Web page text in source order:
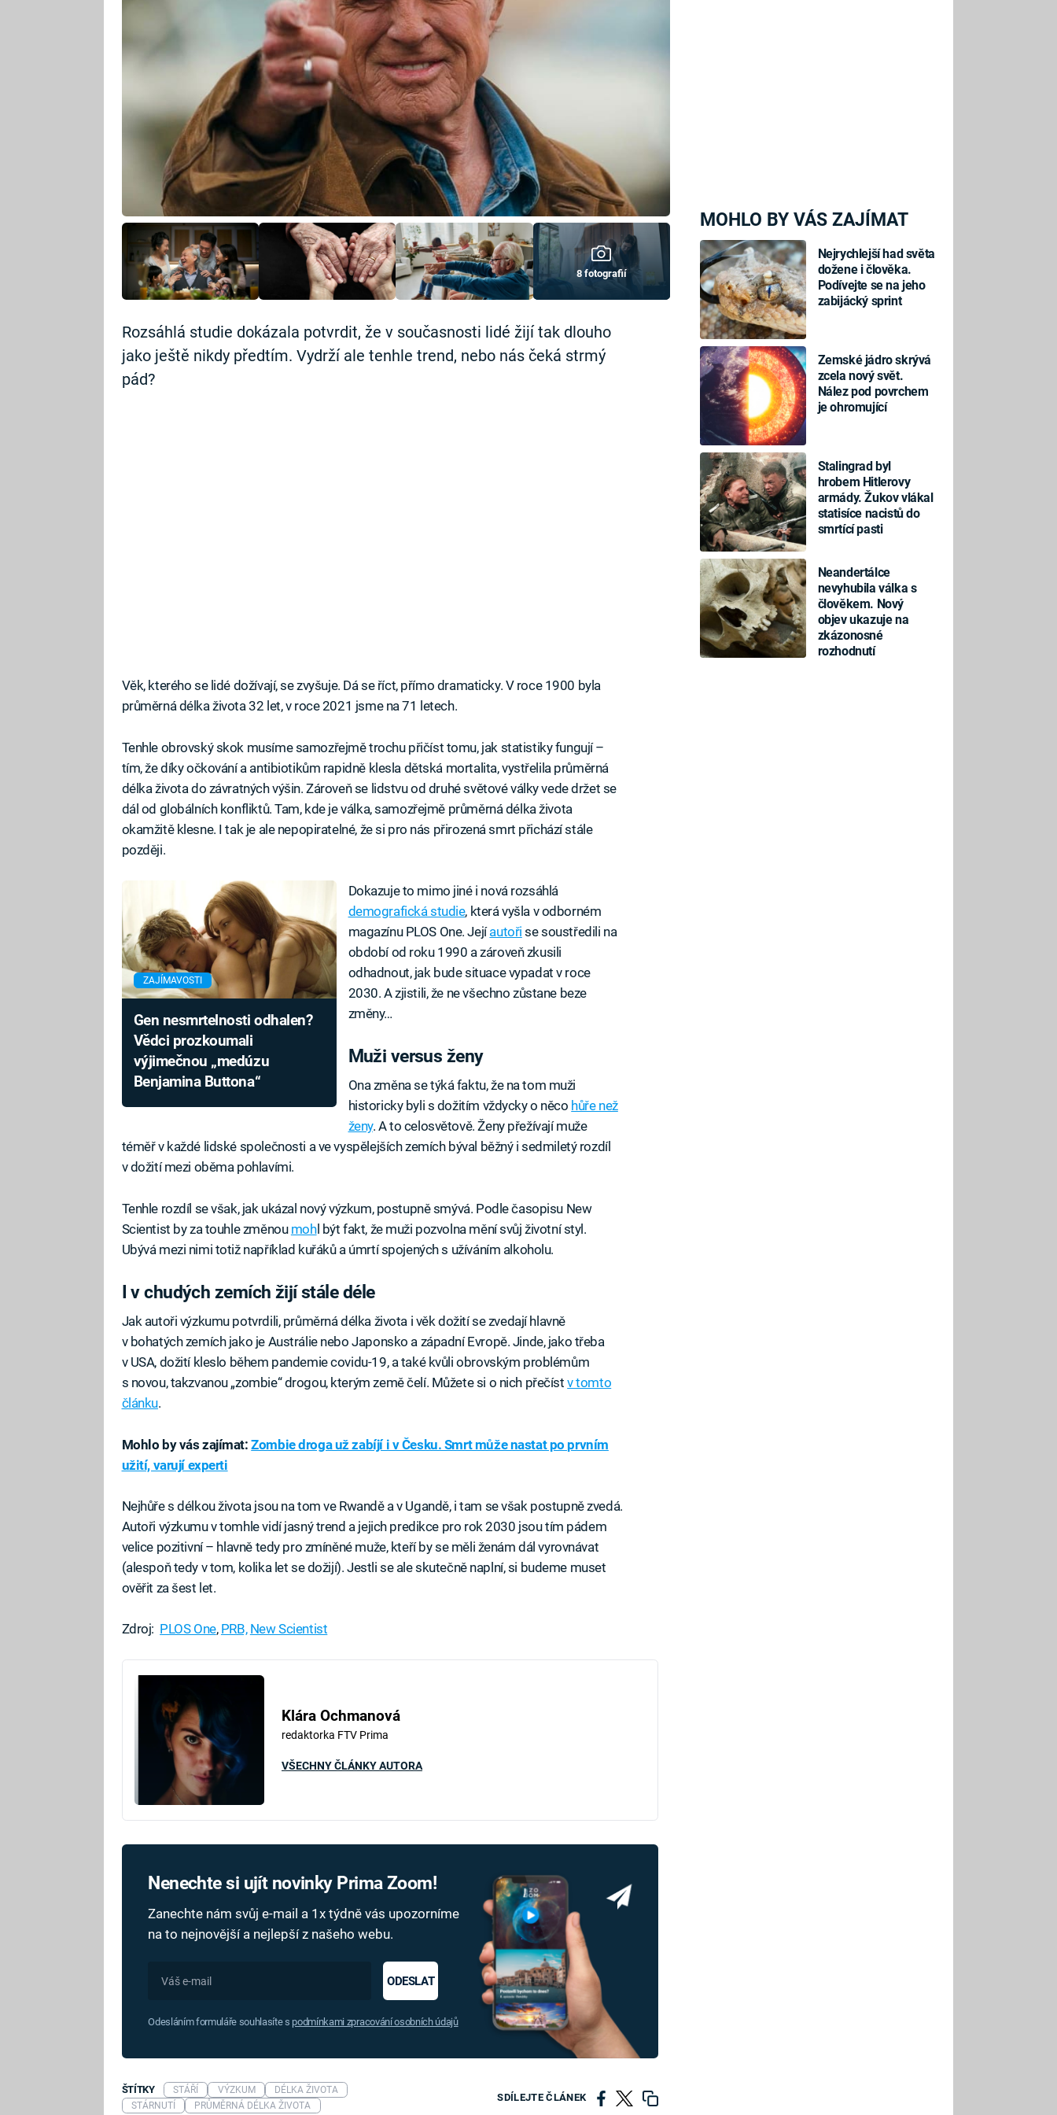
MOHLO BY VÁS ZAJÍMAT
Nejrychlejší had světa
dožene i člověka.
Podívejte se na jeho
zabijácký sprint
Zemské jádro skrývá
zcela nový svět.
Nález pod povrchem
je ohromující
Stalingrad byl
hrobem Hitlerovy
armády. Žukov vlákal
statisíce nacistů do
smrtící pasti
Neandertálce
nevyhubila válka s
člověkem. Nový
objev ukazuje na
zkázonosné
rozhodnutí
8 fotografií
Rozsáhlá studie dokázala potvrdit, že v současnosti lidé žijí tak dlouho
jako ještě nikdy předtím. Vydrží ale tenhle trend, nebo nás čeká strmý
pád?
Věk, kterého se lidé dožívají, se zvyšuje. Dá se říct, přímo dramaticky. V roce 1900 byla
průměrná délka života 32 let, v roce 2021 jsme na 71 letech.
Tenhle obrovský skok musíme samozřejmě trochu přičíst tomu, jak statistiky fungují –
tím, že díky očkování a antibiotikům rapidně klesla dětská mortalita, vystřelila průměrná
délka života do závratných výšin. Zároveň se lidstvu od druhé světové války vede držet se
dál od globálních konfliktů. Tam, kde je válka, samozřejmě průměrná délka života
okamžitě klesne. I tak je ale nepopiratelné, že si pro nás přirozená smrt přichází stále
později.
ZAJÍMAVOSTI
Gen nesmrtelnosti odhalen?
Vědci prozkoumali
výjimečnou „medúzu
Benjamina Buttona“
Dokazuje to mimo jiné i nová rozsáhlá
demografická studie, která vyšla v odborném
magazínu PLOS One. Jejíautoři se soustředili na
období od roku 1990 a zároveň zkusili
odhadnout, jak bude situace vypadat v roce
2030. A zjistili, že ne všechno zůstane beze
změny…
Muži versus ženy
Ona změna se týká faktu, že na tom muži
historicky byli s dožitím vždycky o něco hůře než
ženy. A to celosvětově. Ženy přežívají muže
téměř v každé lidské společnosti a ve vyspělejších zemích býval běžný i sedmiletý rozdíl
v dožití mezi oběma pohlavími.
Tenhle rozdíl se však, jak ukázal nový výzkum, postupně smývá. Podle časopisu New
Scientist by za touhle změnou mohl být fakt, že muži pozvolna mění svůj životní styl.
Ubývá mezi nimi totiž například kuřáků a úmrtí spojených s užíváním alkoholu.
I v chudých zemích žijí stále déle
Jak autoři výzkumu potvrdili, průměrná délka života i věk dožití se zvedají hlavně
v bohatých zemích jako je Austrálie nebo Japonsko a západní Evropě. Jinde, jako třeba
v USA, dožití kleslo během pandemie covidu-19, a také kvůli obrovským problémům
s novou, takzvanou „zombie“ drogou, kterým země čelí. Můžete si o nich přečístv tomto
článku.
Mohlo by vás zajímat:Zombie droga už zabíjí i v Česku. Smrt může nastat po prvním
užití, varují experti
Nejhůře s délkou života jsou na tom ve Rwandě a v Ugandě, i tam se však postupně zvedá.
Autoři výzkumu v tomhle vidí jasný trend a jejich predikce pro rok 2030 jsou tím pádem
velice pozitivní – hlavně tedy pro zmíněné muže, kteří by se měli ženám dál vyrovnávat
(alespoň tedy v tom, kolika let se dožijí). Jestli se ale skutečně naplní, si budeme muset
ověřit za šest let.
Zdroj: PLOS One, PRB, New Scientist
Klára Ochmanová
redaktorka FTV Prima
VŠECHNY ČLÁNKY AUTORA
Nenechte si ujít novinky Prima Zoom!
Zanechte nám svůj e-mail a 1x týdně vás upozorníme
na to nejnovější a nejlepší z našeho webu.
ODESLAT
Odesláním formuláře souhlasíte s podmínkami zpracování osobních údajů
SDÍLEJTE ČLÁNEK
ŠTÍTKY STÁŘÍ VÝZKUM
DÉLKA ŽIVOTA
STÁRNUTÍ
PRŮMĚRNÁ DÉLKA ŽIVOTA